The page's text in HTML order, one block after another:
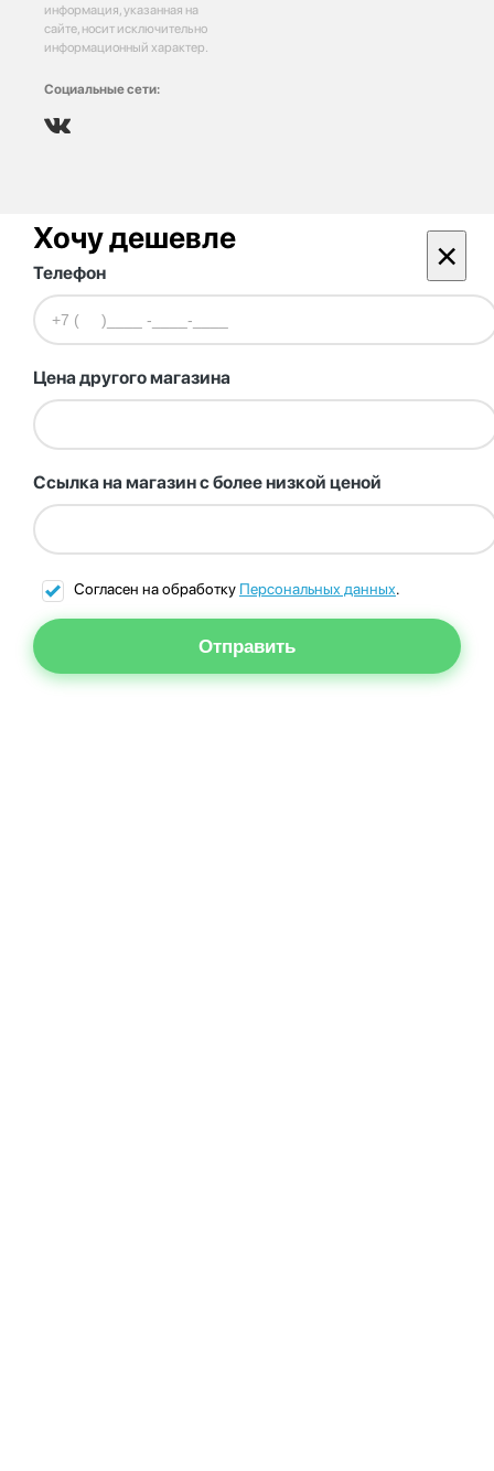
информация, указанная на
сайте, носит исключительно
информационный характер.
Социальные сети:
Хочу дешевле ×
Телефон
Цена другого магазина
Ссылка на магазин с более низкой ценой
Согласен на обработку Персональных данных.
Отправить